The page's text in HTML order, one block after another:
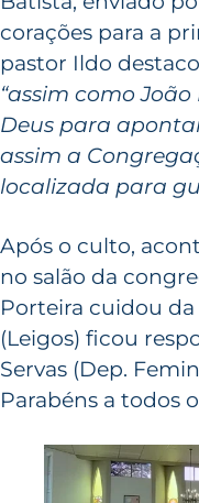
corações para a
pastor Ildo
“assim como
Deus para
assim a
localizada para
Após o culto,
no salão da
Porteira cuidou
(Leigos) ficou
Servas (Dep.
Parabéns a todos